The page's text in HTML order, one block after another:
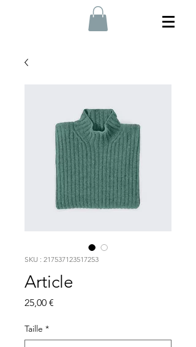
SKU : 217537123517253
Article
25,00 €
Taille *